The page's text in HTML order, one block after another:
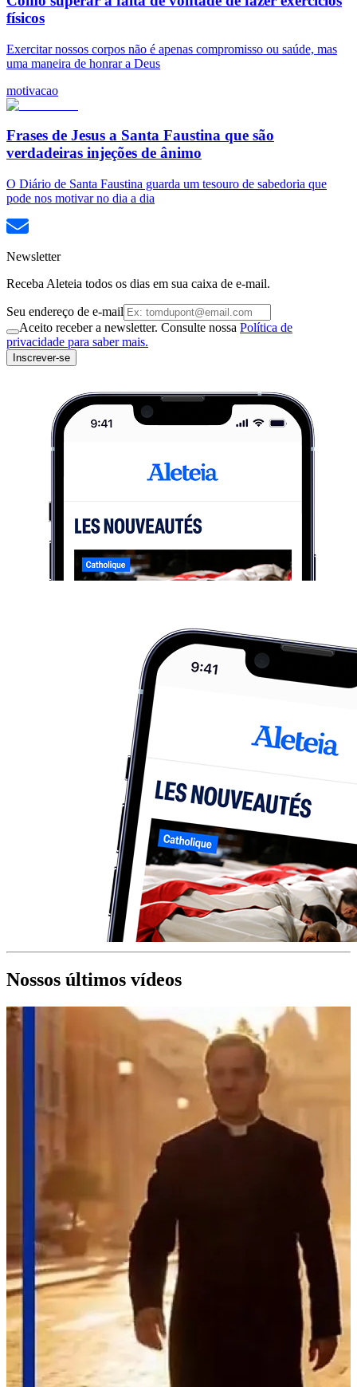
físicos
Exercitar nossos corpos não é apenas compromisso ou saúde, mas
uma maneira de honrar a Deus
motivacao
Frases de Jesus a Santa Faustina que são
verdadeiras injeções de ânimo
O Diário de Santa Faustina guarda um tesouro de sabedoria que
pode nos motivar no dia a dia
Newsletter
Receba Aleteia todos os dias em sua caixa de e-mail.
Seu endereço de e-mail
Aceito receber a newsletter. Consulte nossa Política de
privacidade para saber mais.
Inscrever-se
Nossos últimos vídeos